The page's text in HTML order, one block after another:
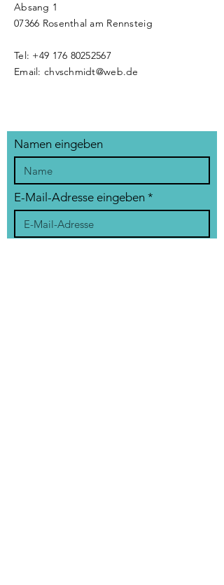
Absang 1
07366 Rosenthal am Rennsteig
Tel: +49 176 80252567
Email: chvschmidt@web.de
Namen eingeben
E-Mail-Adresse eingeben